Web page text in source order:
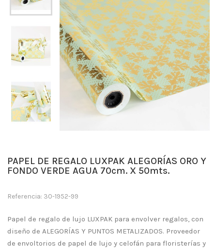
PAPEL DE REGALO LUXPAK ALEGORÍAS ORO Y
FONDO VERDE AGUA 70cm. X 50mts.
Referencia: 30-1952-99
Papel de regalo de lujo LUXPAK para envolver regalos, con
diseño de ALEGORÍAS Y PUNTOS METALIZADOS. Proveedor
de envoltorios de papel de lujo y celofán para floristerías y